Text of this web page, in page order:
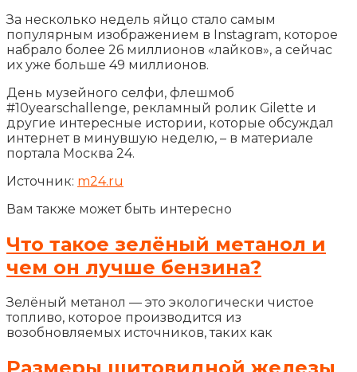
За несколько недель яйцо стало самым
популярным изображением в Instagram, которое
набрало более 26 миллионов «лайков», а сейчас
их уже больше 49 миллионов.
День музейного селфи, флешмоб
#10yearschallenge, рекламный ролик Gilette и
другие интересные истории, которые обсуждал
интернет в минувшую неделю, – в материале
портала Москва 24.
Источник: m24.ru
Вам также может быть интересно
Что такое зелёный метанол и
чем он лучше бензина?
Зелёный метанол — это экологически чистое
топливо, которое производится из
возобновляемых источников, таких как
Размеры щитовидной железы